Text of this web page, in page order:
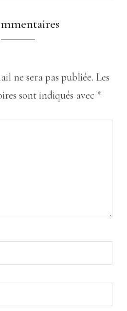
ne sera pas publiée. Les
sont indiqués avec *